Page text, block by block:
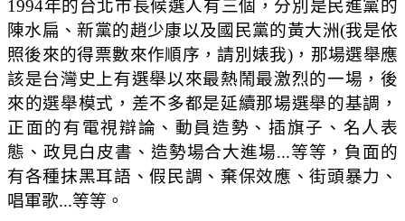
1994年的台北市長候選人有三個，分別是民進黨的
陳水扁、新黨的趙少康以及國民黨的黃大洲(我是依
照後來的得票數來作順序，請別婊我)，那場選舉應
該是台灣史上有選舉以來最熱鬧最激烈的一場，後
來的選舉模式，差不多都是延續那場選舉的基調，
正面的有電視辯論、動員造勢、插旗子、名人表
態、政見白皮書、造勢場合大進場...等等，負面的
有各種抹黑耳語、假民調、棄保效應、街頭暴力、
唱軍歌...等等。